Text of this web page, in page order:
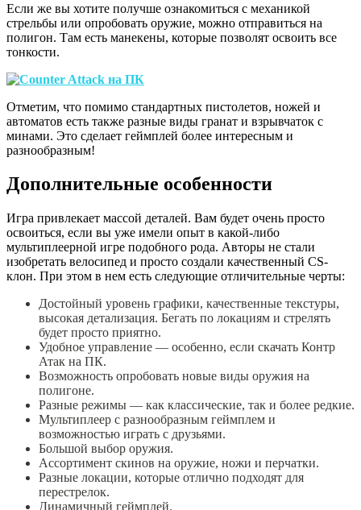
Если же вы хотите получше ознакомиться с механикой
стрельбы или опробовать оружие, можно отправиться на
полигон. Там есть манекены, которые позволят освоить все
тонкости.
Отметим, что помимо стандартных пистолетов, ножей и
автоматов есть также разные виды гранат и взрывчаток с
минами. Это сделает геймплей более интересным и
разнообразным!
Дополнительные особенности
Игра привлекает массой деталей. Вам будет очень просто
освоиться, если вы уже имели опыт в какой-либо
мультиплеерной игре подобного рода. Авторы не стали
изобретать велосипед и просто создали качественный CS-
клон. При этом в нем есть следующие отличительные черты:
Достойный уровень графики, качественные текстуры,
высокая детализация. Бегать по локациям и стрелять
будет просто приятно.
Удобное управление — особенно, если скачать Контр
Атак на ПК.
Возможность опробовать новые виды оружия на
полигоне.
Разные режимы — как классические, так и более редкие.
Мультиплеер с разнообразным геймплем и
возможностью играть с друзьями.
Большой выбор оружия.
Ассортимент скинов на оружие, ножи и перчатки.
Разные локации, которые отлично подходят для
перестрелок.
Динамичный геймплей.